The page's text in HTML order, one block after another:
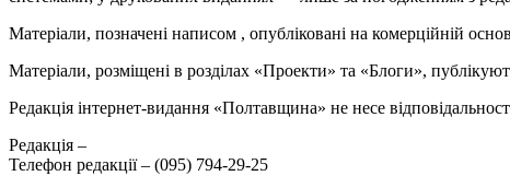
Матеріали, позначені написом , опубліковані на комерційній
Матеріали, розміщені в розділах «Проекти» та «Блоги»,
Редакція інтернет-видання «Полтавщина» не несе
Редакція –
Телефон редакції – (095) 794-29-25